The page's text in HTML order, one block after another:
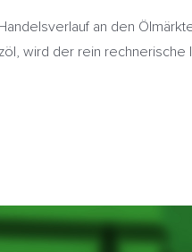
an den
wird der rein rechnerische